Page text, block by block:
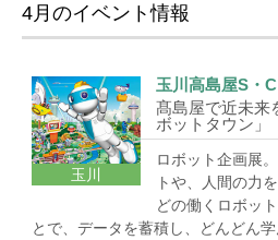
4月のイベント情報
玉川
玉川高島屋S・C
髙島屋で近未来
ボットタウン」
ロボット企画展
トや、人間の力
どの働くロボッ
とで、データを蓄積し、どんどん